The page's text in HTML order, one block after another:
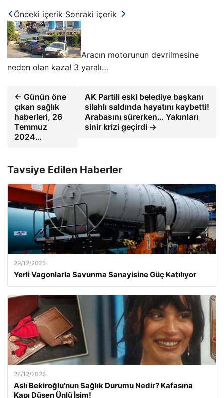
Önceki içerik Sonraki içerik
Aracın motorunun devrilmesine
neden olan kaza! 3 yaralı…
← Günün öne
çıkan sağlık
haberleri, 26
Temmuz
2024…
AK Partili eski belediye başkanı
silahlı saldırıda hayatını kaybetti!
Arabasını sürerken… Yakınları
sinir krizi geçirdi →
Tavsiye Edilen Haberler
29/12/2025
Yerli Vagonlarla Savunma Sanayisine Güç Katılıyor
28/12/2025
Aslı Bekiroğlu’nun Sağlık Durumu Nedir? Kafasına
Kapı Düşen Ünlü İsim!